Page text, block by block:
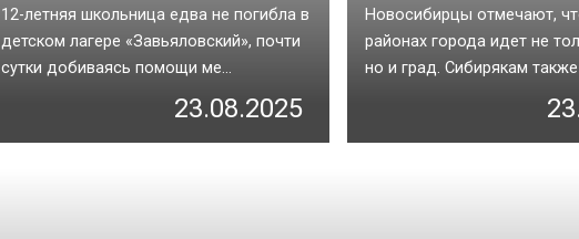
12-летняя школьница едва не погибла в
детском лагере «Завьяловский», почти
сутки добиваясь помощи ме...
23.08.2025
Новосибирцы отмечают,
районах города идет не
но и град. Сибирякам также